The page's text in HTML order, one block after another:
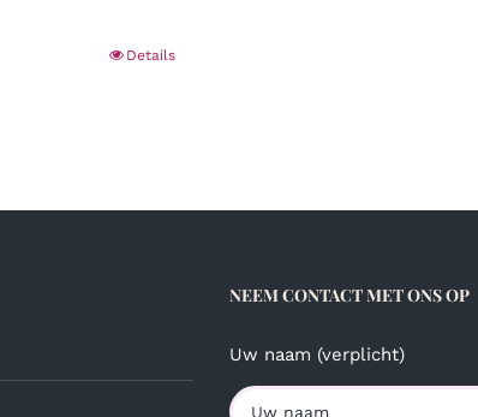
Details
NEEM CONTACT MET ONS OP
Uw naam (verplicht)